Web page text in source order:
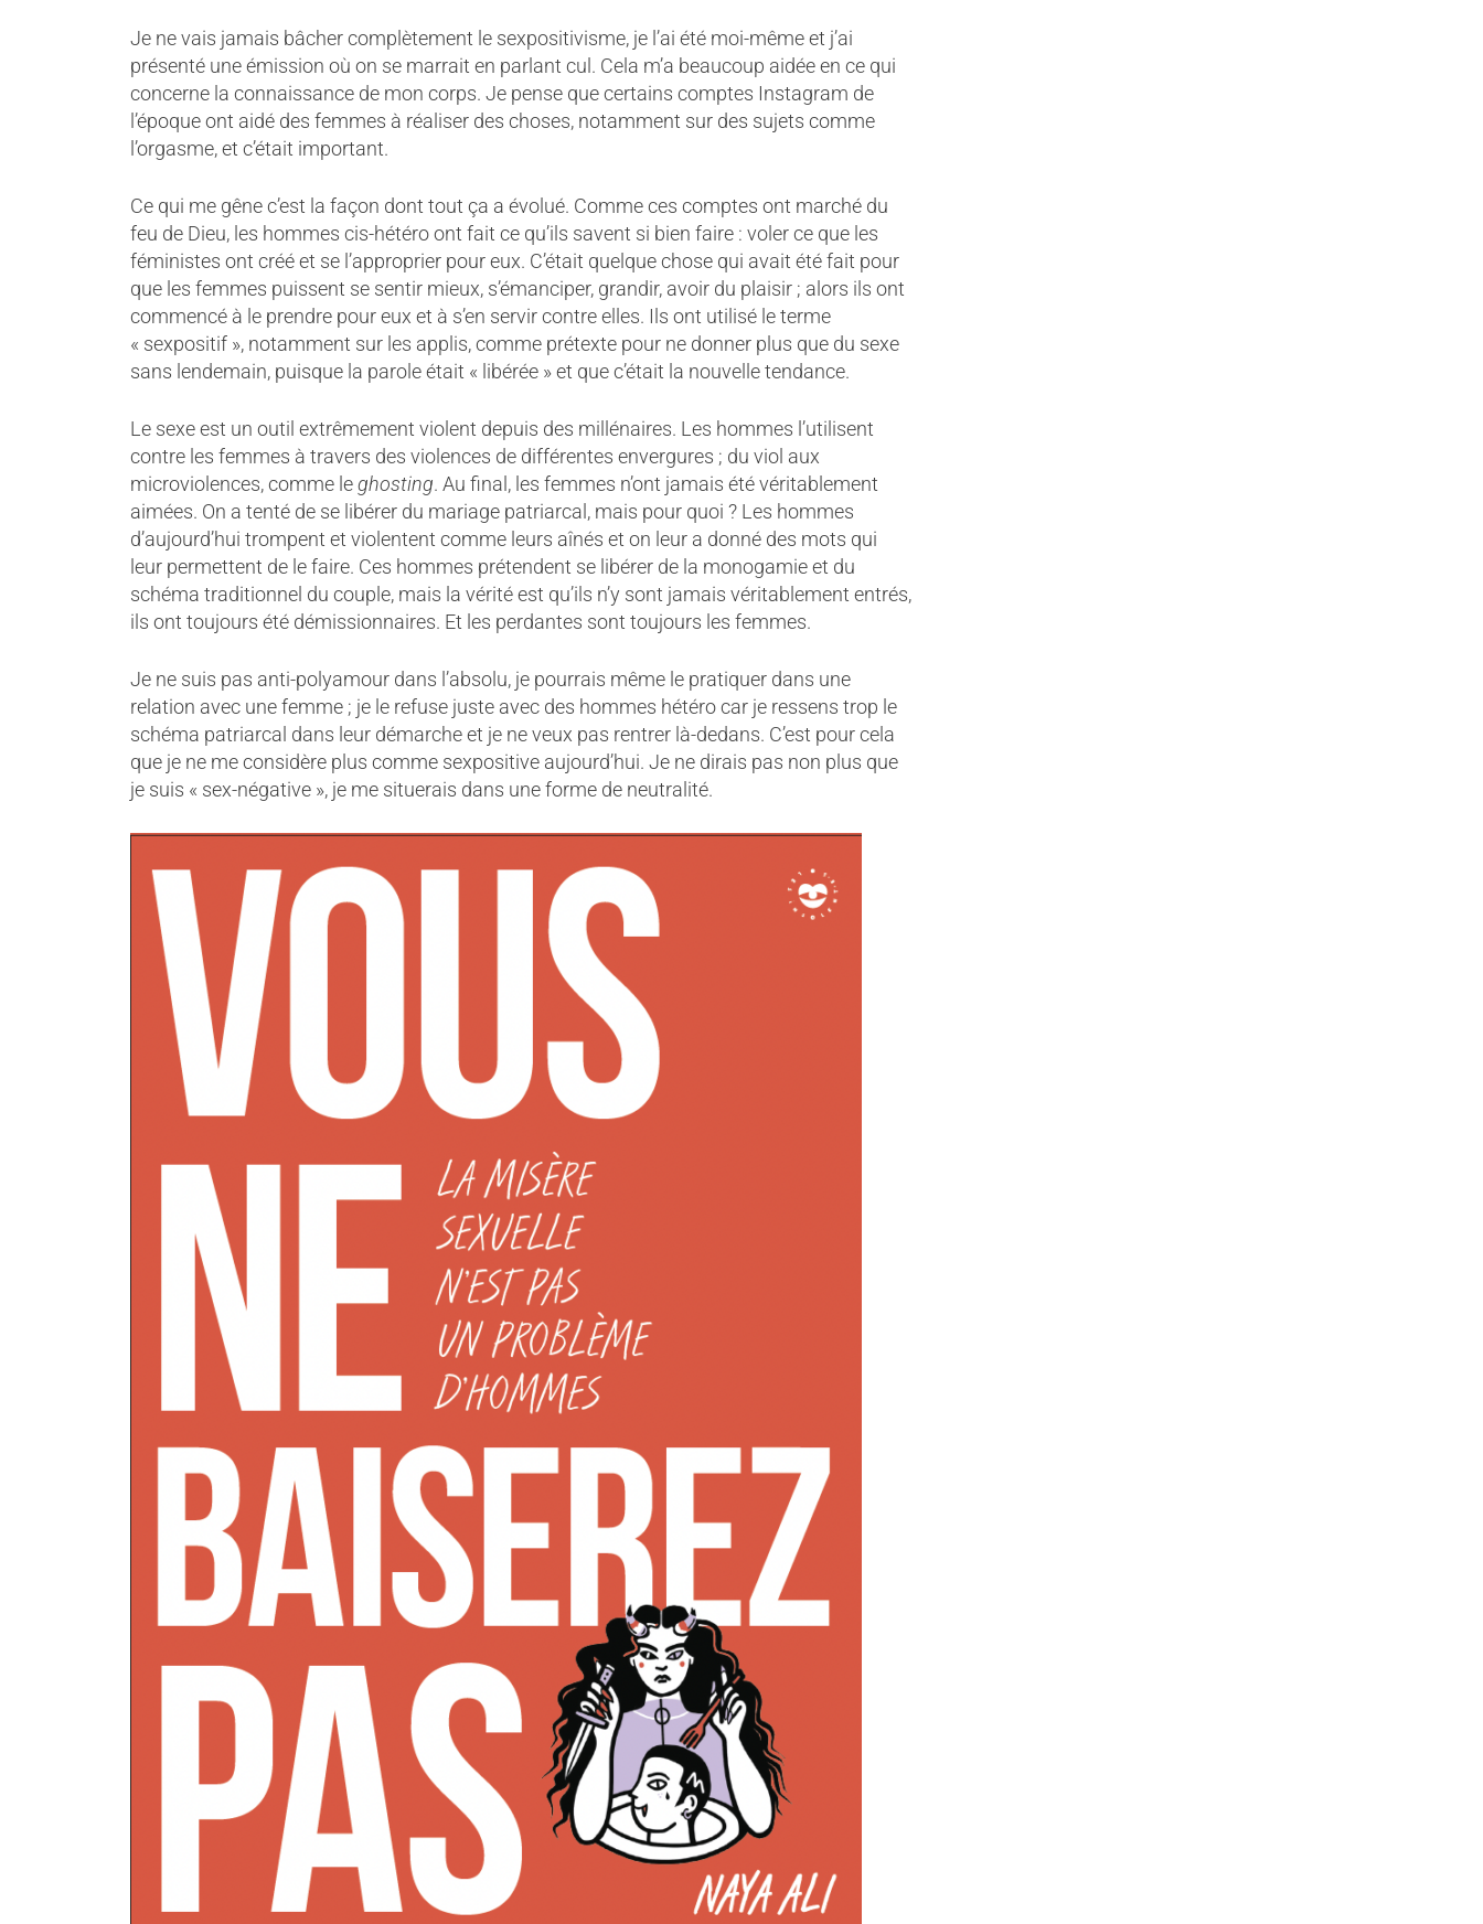
Je ne vais jamais bâcher complètement le sexpositivisme, je l’ai été moi-même et j’ai
présenté une émission où on se marrait en parlant cul. Cela m’a beaucoup aidée en ce qui
concerne la connaissance de mon corps. Je pense que certains comptes Instagram de
l’époque ont aidé des femmes à réaliser des choses, notamment sur des sujets comme
l’orgasme, et c’était important.
Ce qui me gêne c’est la façon dont tout ça a évolué. Comme ces comptes ont marché du
feu de Dieu, les hommes cis-hétéro ont fait ce qu’ils savent si bien faire : voler ce que les
féministes ont créé et se l’approprier pour eux. C’était quelque chose qui avait été fait pour
que les femmes puissent se sentir mieux, s’émanciper, grandir, avoir du plaisir ; alors ils ont
commencé à le prendre pour eux et à s’en servir contre elles. Ils ont utilisé le terme
« sexpositif », notamment sur les applis, comme prétexte pour ne donner plus que du sexe
sans lendemain, puisque la parole était « libérée » et que c’était la nouvelle tendance.
Le sexe est un outil extrêmement violent depuis des millénaires. Les hommes l’utilisent
contre les femmes à travers des violences de différentes envergures ; du viol aux
microviolences, comme leghosting. Au final, les femmes n’ont jamais été véritablement
aimées. On a tenté de se libérer du mariage patriarcal, mais pour quoi ? Les hommes
d’aujourd’hui trompent et violentent comme leurs aînés et on leur a donné des mots qui
leur permettent de le faire. Ces hommes prétendent se libérer de la monogamie et du
schéma traditionnel du couple, mais la vérité est qu’ils n’y sont jamais véritablement entrés,
ils ont toujours été démissionnaires. Et les perdantes sont toujours les femmes.
Je ne suis pas anti-polyamour dans l’absolu, je pourrais même le pratiquer dans une
relation avec une femme ; je le refuse juste avec des hommes hétéro car je ressens trop le
schéma patriarcal dans leur démarche et je ne veux pas rentrer là-dedans. C’est pour cela
que je ne me considère plus comme sexpositive aujourd’hui. Je ne dirais pas non plus que
je suis « sex-négative », je me situerais dans une forme de neutralité.